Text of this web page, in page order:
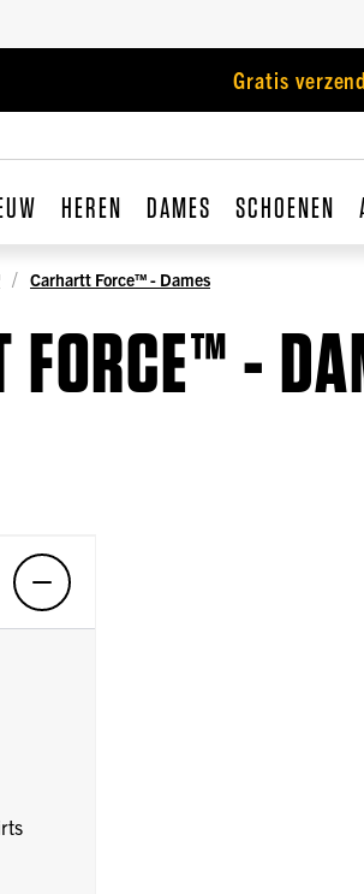
Gratis
HEREN DAMES SCHOENEN
Carhartt Force™ - Dames
FORCE™ -